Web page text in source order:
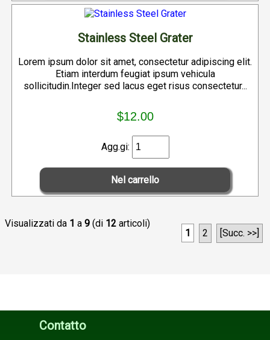
Stainless Steel Grater
Lorem ipsum dolor sit amet, consectetur adipiscing elit.
Etiam interdum feugiat ipsum vehicula
sollicitudin.Integer sed lacus eget risus consectetur...
$12.00
Agg.gi:
Visualizzati da 1 a 9 (di 12 articoli)
1
2 [Succ. >>]
Contatto